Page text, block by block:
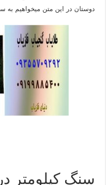
دوستان در این متن میخواهیم به
سنگ کیلومتر